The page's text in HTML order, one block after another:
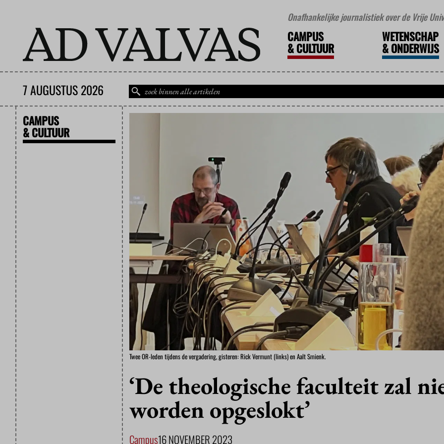
Onafhankelijke journalistiek over de Vrije
CAMPUS
&CULTUUR
WETENSCHAP
&ONDERWIJS
7 AUGUSTUS 2026
CAMPUS
& CULTUUR
Twee OR-leden tijdens de vergadering, gisteren: Rick Vermunt (links) en Aalt Smienk.
‘De theologische faculteit zal
worden opgeslokt’
Campus16 NOVEMBER 2023